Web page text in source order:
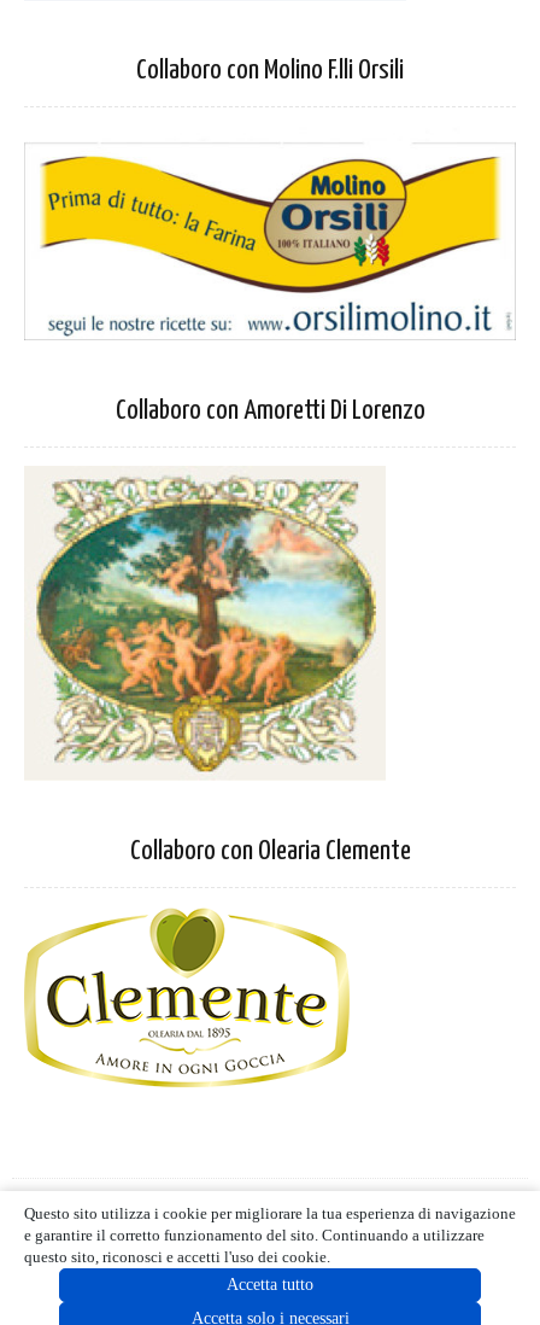
Collaboro con Molino F.lli Orsili
Collaboro con Amoretti Di Lorenzo
Collaboro con Olearia Clemente
Termini d'uso- Blog editoriale
MIND CUCINA E GUSTO | ALL RIGHTS RESERVED | © 2021
Questo sito utilizza i cookie per migliorare la tua esperienza di navigazione
e garantire il corretto funzionamento del sito. Continuando a utilizzare
questo sito, riconosci e accetti l'uso dei cookie.
Accetta tutto
Accetta solo i necessari